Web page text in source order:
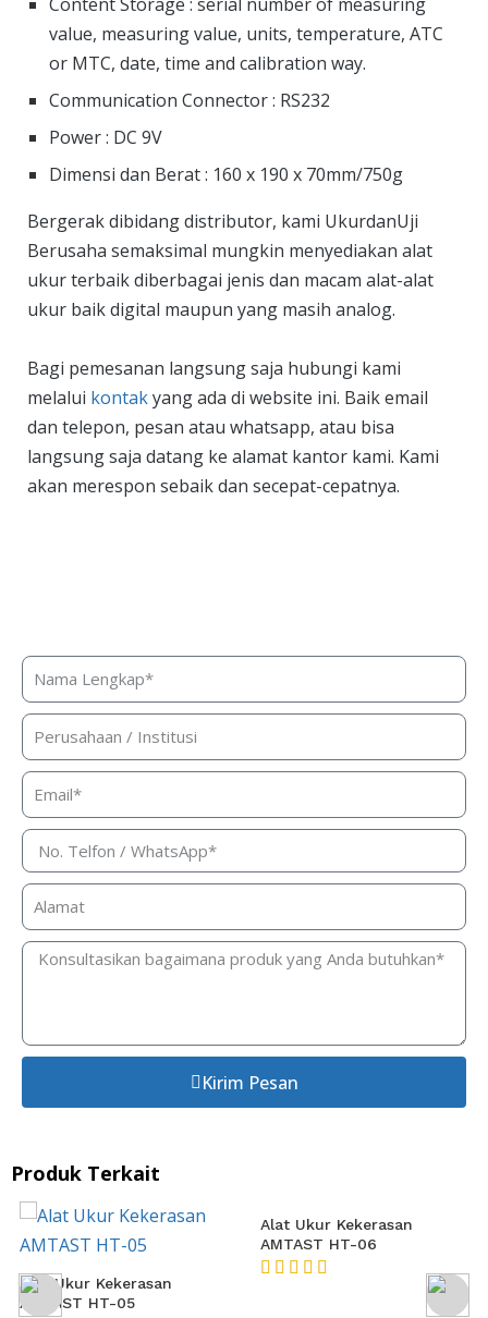
value, measuring value, units, temperature, ATC
or MTC, date, time and calibration way.
Communication Connector : RS232
Power : DC 9V
Dimensi dan Berat : 160 x 190 x 70mm/750g
Bergerak dibidang distributor, kami UkurdanUji
Berusaha semaksimal mungkin menyediakan alat
ukur terbaik diberbagai jenis dan macam alat-alat
ukur baik digital maupun yang masih analog.
Bagi pemesanan langsung saja hubungi kami
melalui kontakyang ada di website ini. Baik email
dan telepon, pesan atau whatsapp, atau bisa
langsung saja datang ke alamat kantor kami. Kami
akan merespon sebaik dan secepat-cepatnya.
Kirim Pesan
Produk Terkait
Alat Ukur Kekerasan
AMTAST HT-05